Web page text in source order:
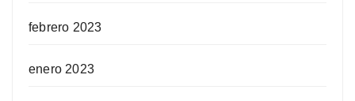
febrero 2023
enero 2023